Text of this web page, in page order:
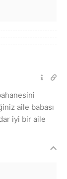
aile babası
iyi bir aile